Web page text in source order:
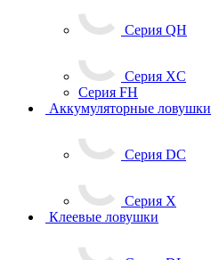
Серия QH
Серия XC
Серия FH
Аккумуляторные ловушки
Серия DC
Серия X
Клеевые ловушки